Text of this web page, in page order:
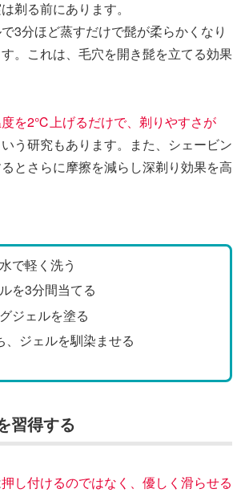
剃る前にあります。
3分ほど蒸すだけで髭が柔らかくなり
。これは、毛穴を開き髭を立てる効果
を2℃上げるだけで、剃りやすさが
う研究もあります。また、シェービン
とさらに摩擦を減らし深剃り効果を高
で軽く洗う
を3分間当てる
ジェルを塗る
、ジェルを馴染ませる
習得する
押し付けるのではなく、優しく滑らせる